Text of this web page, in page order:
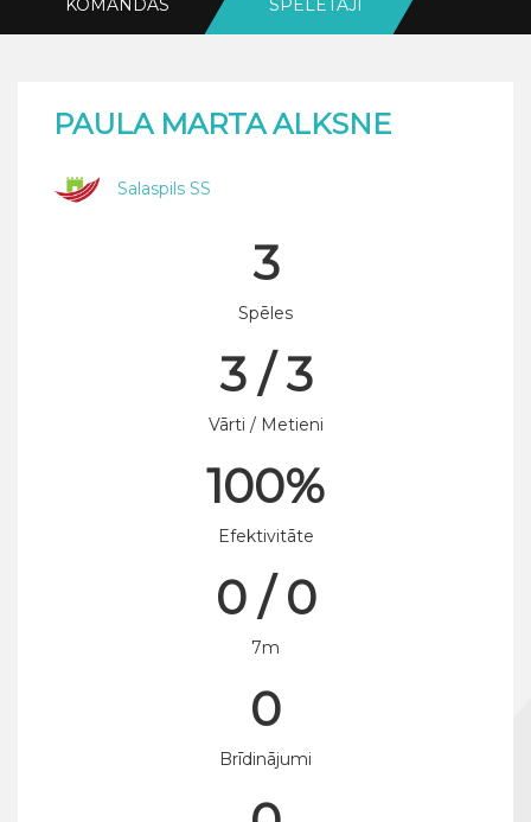
KOMANDAS SPĒLĒTĀJI
PAULA MARTA ALKSNE
Salaspils SS
3
Spēles
3 / 3
Vārti / Metieni
100%
Efektivitāte
0 / 0
7m
0
Brīdinājumi